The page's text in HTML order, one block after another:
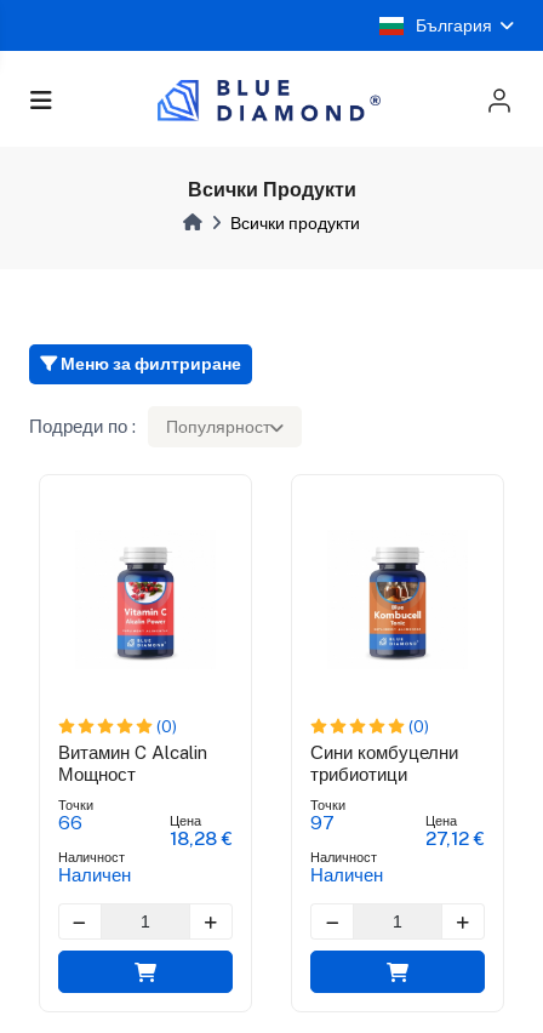
България
Всички Продукти
Всички продукти
Меню за филтриране
Подреди по : Популярност
(0)
Витамин C Alcalin
Мощност
Точки
66
Наличност
Наличен
Цена
18,28 €
(0)
Сини комбуцелни
трибиотици
Точки
97
Наличност
Наличен
Цена
27,12 €